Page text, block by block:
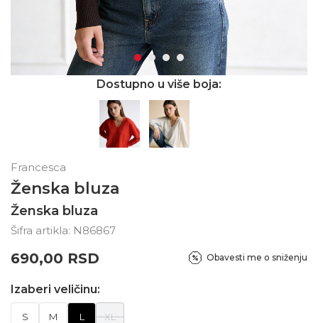
Dostupno u više boja:
Francesca
Ženska bluza
Ženska bluza
Šifra artikla: N86867
690,00 RSD Obavesti me o sniženju
Izaberi veličinu:
S M L XL